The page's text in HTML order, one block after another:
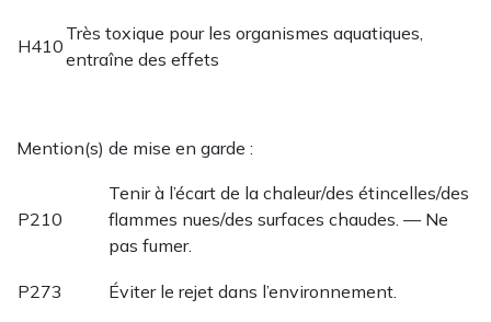
H410
Très toxique pour les organismes aquatiques,
entraîne des effets
Mention(s) de mise en garde :
P210
Tenir à l’écart de la chaleur/des étincelles/des
flammes nues/des surfaces chaudes. — Ne
pas fumer.
P273 Éviter le rejet dans l’environnement.